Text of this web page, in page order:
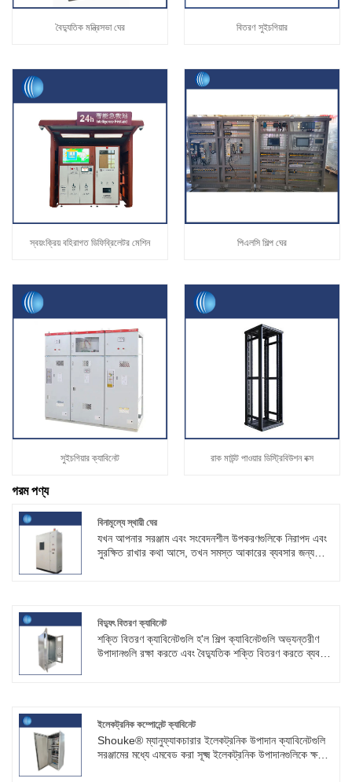
বৈদ্যুতিক মন্ত্রিসভা ঘের বিতরণ সুইচগিয়ার
স্বয়ংক্রিয় বহিরাগত ডিফিব্রিলেটর মেশিন পিএলসি শিল্প ঘের
সুইচগিয়ার ক্যাবিনেট রাক মাউন্ট পাওয়ার ডিস্ট্রিবিউশন বক্স
গরম পণ্য
বিনামূল্যে স্থায়ী ঘের
যখন আপনার সরঞ্জাম এবং সংবেদনশীল উপকরণগুলিকে নিরাপদ এবং
সুরক্ষিত রাখার কথা আসে, তখন সমস্ত আকারের ব্যবসার জন্য
বিদ্যুৎ বিতরণ ক্যাবিনেট
শক্তি বিতরণ ক্যাবিনেটগুলি হ'ল শিল্প ক্যাবিনেটগুলি অভ্যন্তরীণ
উপাদানগুলি রক্ষা করতে এবং বৈদ্যুতিক শক্তি বিতরণ করতে ব্যবহৃত
ইলেকট্রনিক কম্পোনেন্ট ক্যাবিনেট
Shouke® ম্যানুফ্যাকচারার ইলেকট্রনিক উপাদান ক্যাবিনেটগুলি
সরঞ্জামের মধ্যে এমবেড করা সূক্ষ্ম ইলেকট্রনিক উপাদানগুলিকে ক্ষতি,